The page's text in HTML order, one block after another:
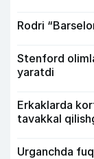
Rodri
Stenford
yaratdi
Erkaklarda
tavakkal
Urganchda